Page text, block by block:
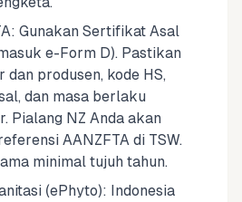
Gunakan Sertifikat Asal
e-Form D). Pastikan
produsen, kode HS,
dan masa berlaku
Pialang NZ Anda akan
AANZFTA di TSW.
minimal tujuh tahun.
(ePhyto): Indonesia